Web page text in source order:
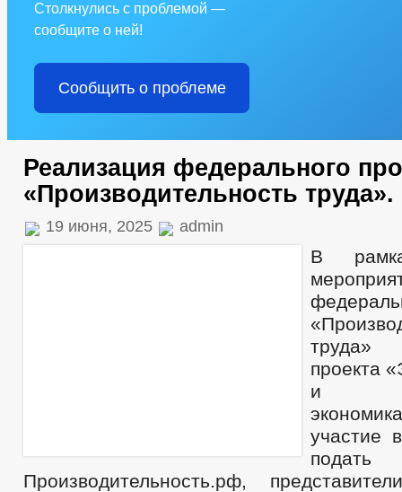
Столкнулись с проблемой —
сообщите о ней!
Сообщить о проблеме
Реализация федерального
«Производительность труда».
19 июня, 2025 admin
В
труда»
проекта
и
участие
подать
Производительность.рф,